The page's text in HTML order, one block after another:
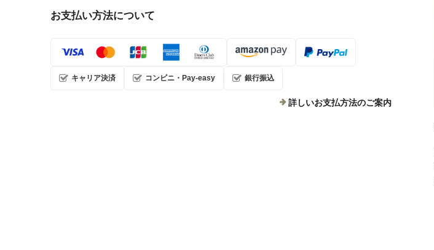
お支払い方法について
キャリア決済 コンビニ・Pay-easy 銀行振込
詳しいお支払方法のご案内